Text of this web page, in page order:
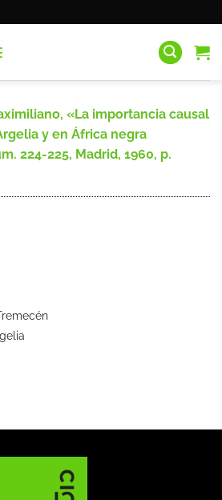
«La importancia causal
y en África negra
224-225, Madrid, 1960, p.